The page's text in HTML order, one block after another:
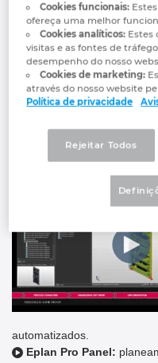
Aqui encontrará uma
sua escolhacom
especialistas para mostrar
Eplan. Deixe de perder
aprenda os melhores
erros de projeto, encurtar
automatizados.
Eplan Pro Panel:
Cookies funcionais:Estes
ofereça uma melhor
Cookies analíticos:Estes
visitas e as fontes de
desempenho do nosso
Cookies de marketing:
através do nosso website
Política de privacidade
Rejeitar Todos